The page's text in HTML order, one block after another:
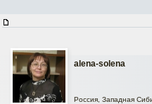
alena-solena
Россия, Западная